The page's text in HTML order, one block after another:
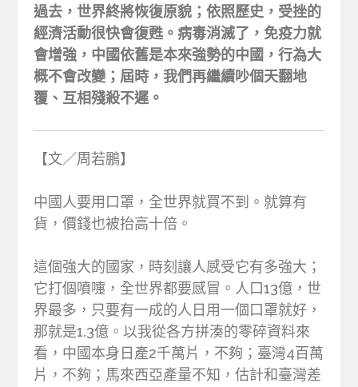
過去，世界終將恢復原貌；依照歷史，受挫的
經濟活動很快會復甦。病毒消滅了，免疫力就
會增強，中國依舊是本來強勢的中國，行為大
概不會改變；屆時，我們再繼續吵個天翻地
覆、互相殘殺不遲。
【文／周若鵬】
中國人要用口罩，全世界就買不到。就算有
貨，價錢也被抬高十倍。
這個強大的國家，時刻讓人感受它有多強大；
它打個噴嚏，全世界都要感冒。人口13億，世
界最多，只要有一成的人日用一個口罩就好，
那就是1.3億。以我從各方拼湊的零碎資料來
看，中國本身日產2千萬片，不夠；臺灣4百萬
片，不夠；馬來西亞產量不知，估計和臺灣差